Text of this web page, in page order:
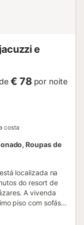
e
€ 78 por noite
costa
Roupas de
localizada na
do resort de
A vivenda
piso com sofás
A vivenda tem